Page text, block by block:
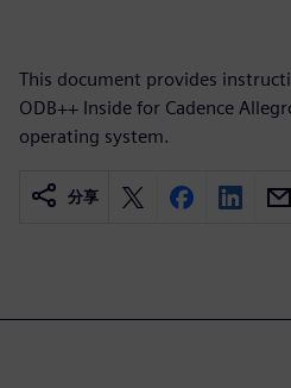
This document provides
ODB++ Inside for Cadence
operating system.
分享